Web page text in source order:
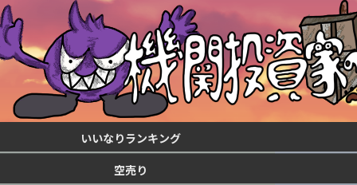
いいなりランキング
空売り